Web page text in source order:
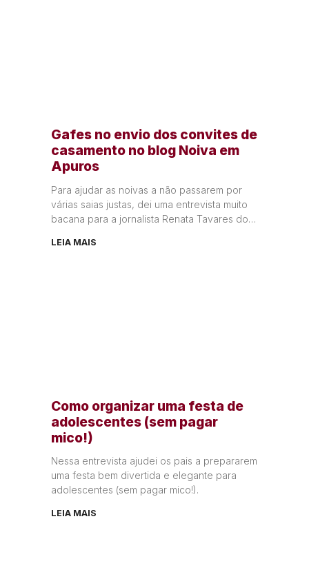
Gafes no envio dos convites de
casamento no blog Noiva em
Apuros
Para ajudar as noivas a não passarem por
várias saias justas, dei uma entrevista muito
bacana para a jornalista Renata Tavares do
LEIA MAIS
Como organizar uma festa de
adolescentes (sem pagar
mico!)
Nessa entrevista ajudei os pais a prepararem
uma festa bem divertida e elegante para
adolescentes (sem pagar mico!).
LEIA MAIS